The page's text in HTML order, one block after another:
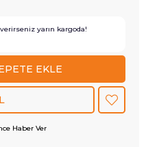
yarın kargoda!
Haber Ver